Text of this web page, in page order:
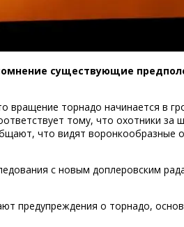
существующие
вращение торнадо начинается в
тому, что охотники
что видят воронкообразные
с новым доплеровским
предупреждения о торнадо,